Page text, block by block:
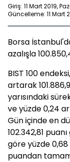
Giriş: 11 Mart 2019,
Güncelleme: 11 Mart
Borsa
azalışla
BIST 100
artarak
yarısındaki
ve yüzde 0,24
Gün içinde en
102.342,81
göre yüzde
puandan